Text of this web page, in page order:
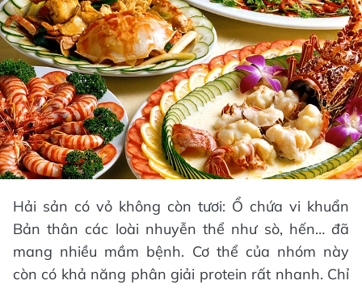
Hải sản có vỏ không còn tươi: Ổ chứa vi khuẩn
Bản thân các loài nhuyễn thể như sò, hến… đã
mang nhiều mầm bệnh. Cơ thể của nhóm này
còn có khả năng phân giải protein rất nhanh. Chỉ